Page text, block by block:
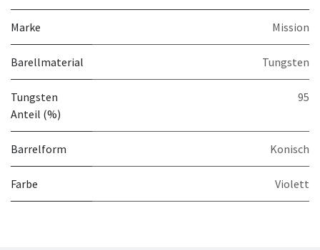
Marke Mission
Barellmaterial Tungsten
Tungsten
Anteil (%)
95
Barrelform Konisch
Farbe Violett